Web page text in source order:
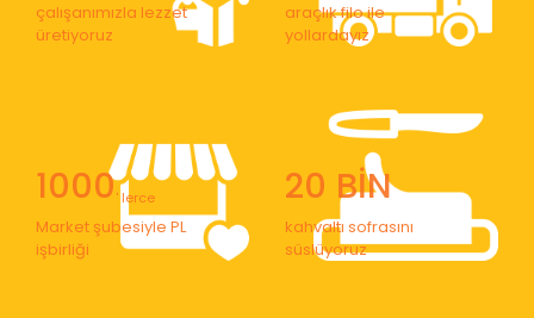
çalışanımızla lezzet
üretiyoruz
araçlık filo ile
yollardayız
1000' lerce
Market şubesiyle PL
işbirliği
20 BİN
kahvaltı sofrasını
süslüyoruz